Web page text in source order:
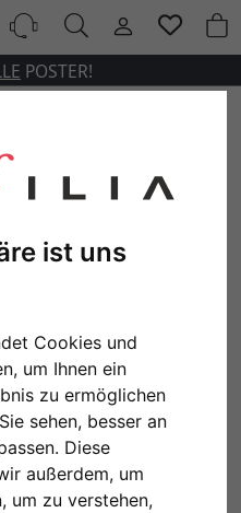
ist uns
Cookies und
um Ihnen ein
zu ermöglichen
sehen, besser an
Diese
außerdem, um
um zu verstehen,
POSTER!